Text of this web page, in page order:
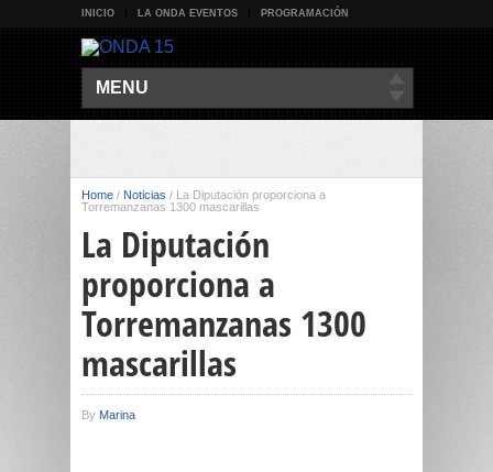
INICIO LA ONDA EVENTOS PROGRAMACIÓN
MENU
Home / Noticias / La Diputación proporciona a
Torremanzanas 1300 mascarillas
La Diputación
proporciona a
Torremanzanas 1300
mascarillas
By Marina